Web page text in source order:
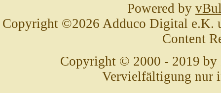
Powered by
Copyright ©2026 Adduco Digital e.K.
Content
Copyright © 2000 - 2019 by
Vervielfältigung nur